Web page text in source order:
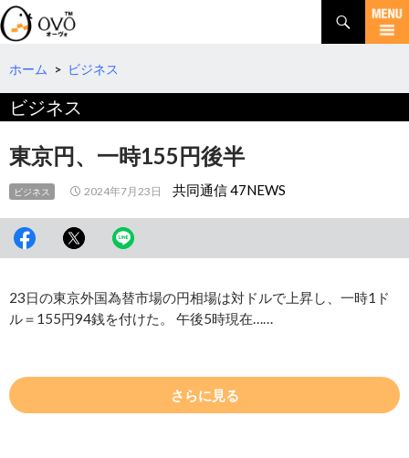
検
索
コ
テ
へ
移
動
ホーム > ビジネス
ビジネス
東京円、一時155円後半
ビジネス 2024年7月23日 共同通信 47NEWS
23日の東京外国為替市場の円相場は対ドルで上昇し、一時1ド
ル＝155円94銭を付けた。 午後5時現在……
さらに見る